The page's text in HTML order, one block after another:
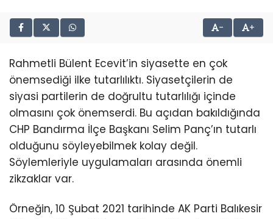
- +
Rahmetli Bülent Ecevit’in siyasette en çok
önemsediği ilke tutarlılıktı. Siyasetçilerin de
siyasi partilerin de doğrultu tutarlılığı içinde
olmasını çok önemserdi. Bu açıdan bakıldığında
CHP Bandırma İlçe Başkanı Selim Panç’ın tutarlı
olduğunu söyleyebilmek kolay değil.
Söylemleriyle uygulamaları arasında önemli
zikzaklar var.
Örneğin, 10 Şubat 2021 tarihinde AK Parti Balıkesir